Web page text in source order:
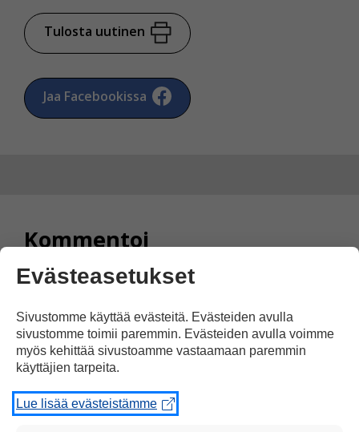
Tulosta uutinen
Jaa Facebookissa
Kommentoi
Voit kirjoittaa mielipiteesi
kommenttilaatikkoon.
Sinun pitää kirjoittaa myös
nimesi tai keksiä nimimerkki.
Evästeasetukset
Sivustomme käyttää evästeitä. Evästeiden avulla
sivustomme toimii paremmin. Evästeiden avulla voimme
myös kehittää sivustoamme vastaamaan paremmin
käyttäjien tarpeita.
Lue lisää evästeistämme